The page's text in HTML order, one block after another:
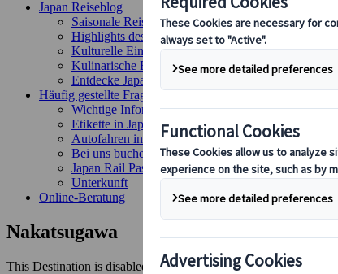
Japan Reiseblog
Saisonale Reisetipps
Highlights des Reiseziels
Kulturelle Einblicke
Kulinarische Erlebnisse
Entdecke Japan mit dem Zug
Häufig gestellte Fragen
Wichtige Informationen
Etikette in Japan
Autofahren in Japan
Bei uns buchen
Japan Rail Pass
Unterkunft
Online-Beratung
Nakatsugawa
This Destination is disabled to display.